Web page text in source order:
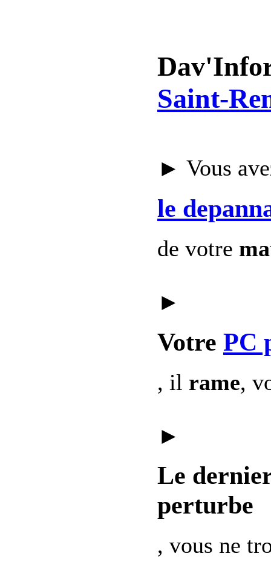
Saint-
► Vous
le
de votre
►
Votre PC
, il rame,
►
Le
perturbe
, vous ne